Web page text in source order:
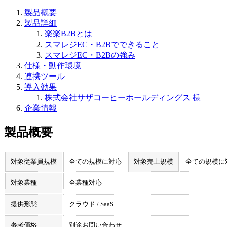
製品概要
製品詳細
楽楽B2Bとは
スマレジEC・B2Bでできること
スマレジEC・B2Bの強み
仕様・動作環境
連携ツール
導入効果
株式会社サザコーヒーホールディングス 様
企業情報
製品概要
対象従業員規模 全ての規模に対応 対象売上規模 全ての規模に
対象業種 全業種対応
提供形態 クラウド / SaaS
参考価格 別途お問い合わせ